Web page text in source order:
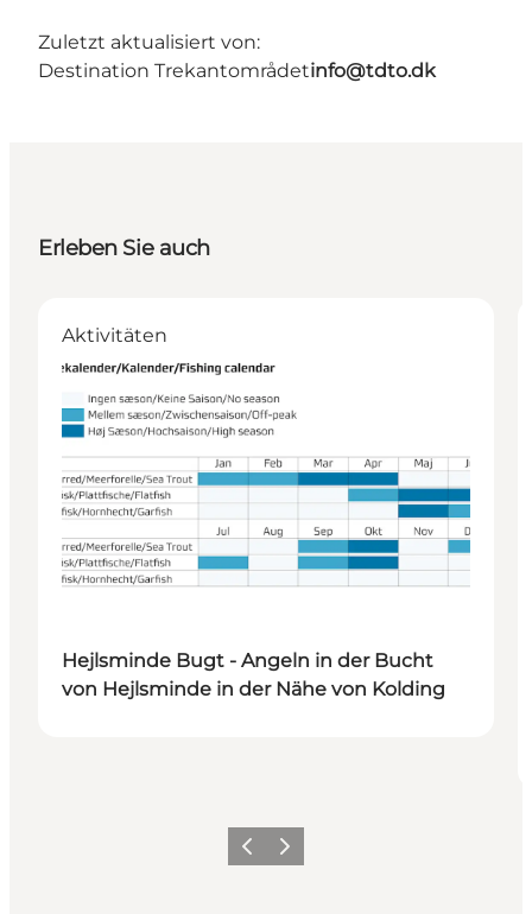
Zuletzt aktualisiert von:
Destination Trekantområdetinfo@tdto.dk
Erleben Sie auch
Aktivitäten
Hejlsminde Bugt - Angeln in der Bucht
von Hejlsminde in der Nähe von Kolding
Vorherige Folie
Nächste Folie